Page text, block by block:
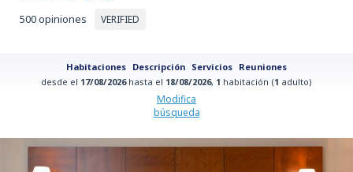
500 opiniones VERIFIED
Habitaciones Descripción Servicios Reuniones
desde el 17/08/2026hasta el 18/08/2026, 1 habitación (1 adulto)
Modifica
búsqueda